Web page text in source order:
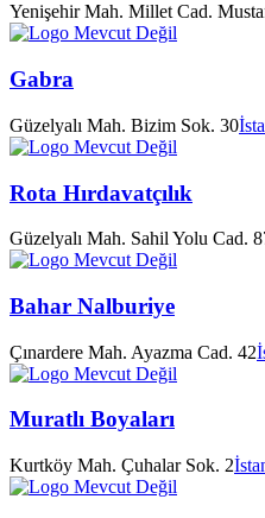
Yenişehir Mah. Millet Cad.
Gabra
Güzelyalı Mah. Bizim Sok. 30
Rota Hırdavatçılık
Güzelyalı Mah. Sahil Yolu Cad.
Bahar Nalburiye
Çınardere Mah. Ayazma Cad. 42
Muratlı Boyaları
Kurtköy Mah. Çuhalar Sok. 2